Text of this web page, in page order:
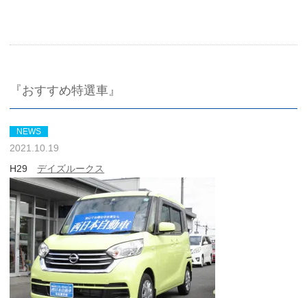
『おすすめ特選車』
NEWS
2021.10.19
H29デイズルークス